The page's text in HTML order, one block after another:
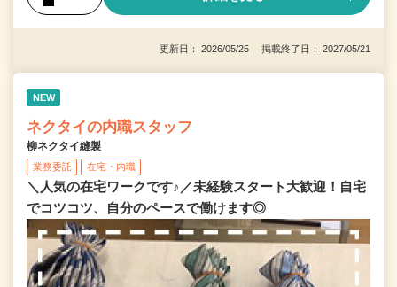
更新日： 2026/05/25 掲載終了日： 2027/05/21
NEW
ネクタイの内職スタッフ
柳ネクタイ縫製
業務委託 在宅・内職
＼人気の在宅ワークです♪／未経験スタート大歓迎！自宅
でコツコツ、自分のペースで働けます◎